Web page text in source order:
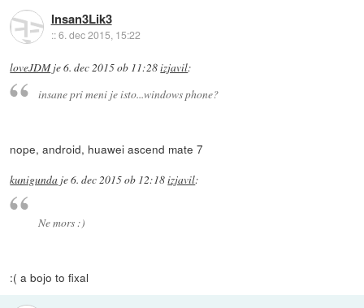
Insan3Lik3
::6. dec 2015, 15:22
loveJDMje6. dec 2015 ob 11:28izjavil:
insane pri meni je isto...windows phone?
nope, android, huawei ascend mate 7
kunigunda je6. dec 2015 ob 12:18izjavil:
Ne mors :)
:( a bojo to fixal